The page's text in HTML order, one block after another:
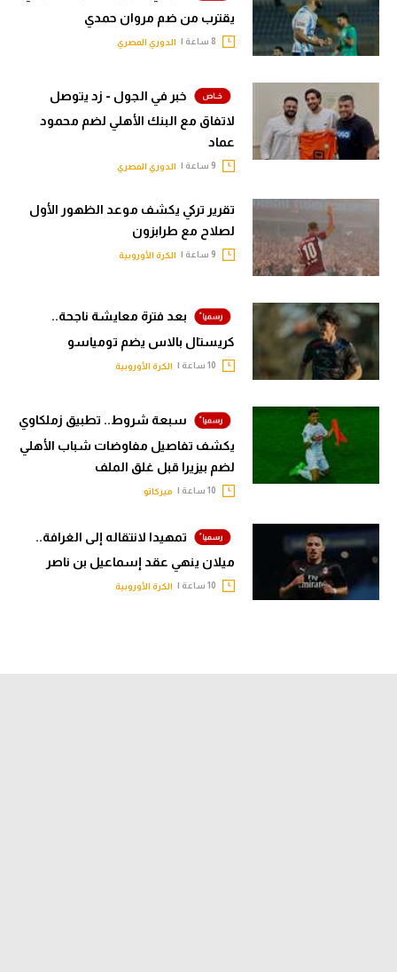
يقترب من ضم مروان حمدي
الدوري المصري
خبر في الجول - زد يتوصل
لاتفاق مع البنك الأهلي لضم محمود
عماد
الدوري المصري
تقرير تركي يكشف موعد الظهور الأول
لصلاح مع طرابزون
الكرة الأوروبية
بعد فترة معايشة ناجحة..
كريستال بالاس يضم تومياسو
الكرة الأوروبية
سبعة شروط.. تطبيق زملكاوي
يكشف تفاصيل مفاوضات شباب الأهلي
لضم بيزيرا قبل غلق الملف
ميركاتو
تمهيدا لانتقاله إلى الغرافة..
ميلان ينهي عقد إسماعيل بن ناصر
الكرة الأوروبية